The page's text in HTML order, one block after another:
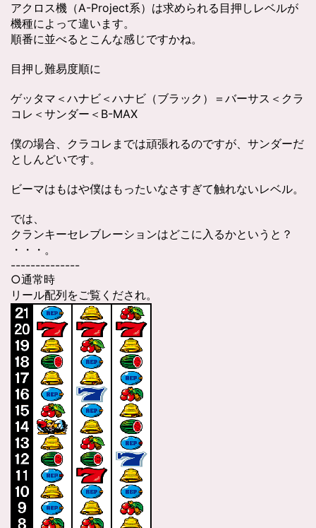
アクロス機（A-Project系）は求められる目押しレベルが
機種によって違います。
順番に並べるとこんな感じですかね。
目押し難易度順に
ゲッタマ＜ハナビ＜ハナビ（ブラック）＝バーサス＜クラ
コレ＜サンダー＜B-MAX
僕の場合、クラコレまでは頑張れるのですが、サンダーだ
としんどいです。
ビーマはもはや僕はもったいなさすぎて触れないレベル。
では、
クランキーセレブレーションはどこに入るかというと？
・・・。
--------------
○通常時
リール配列をご覧くだされ。